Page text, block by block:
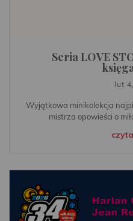
Seria LOVE
lut
Wyjątkowa minikolekcja
mistrza opowieści o